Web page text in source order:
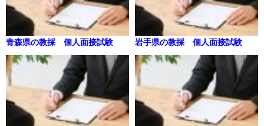
青森県の教採 個人面接試験 岩手県の教採 個人面接試験